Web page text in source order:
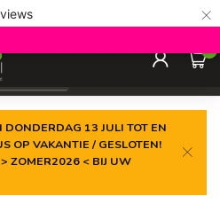
×
prijs
0
DONDERDAG 13 JULI TOT EN
OP VAKANTIE / GESLOTEN!
ZOMER2026 < BIJ UW